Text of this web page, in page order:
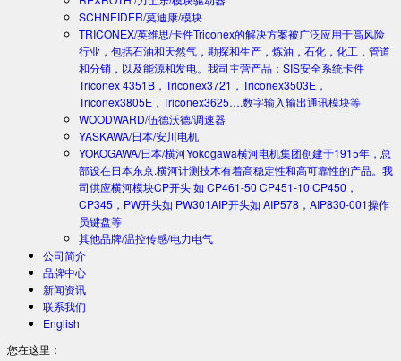
SCHNEIDER/莫迪康/模块
TRICONEX/英维思/卡件Triconex的解决方案被广泛应用于高风险
行业，包括石油和天然气，勘探和生产，炼油，石化，化工，管道
和分销，以及能源和发电。我司主营产品：SIS安全系统卡件
Triconex 4351B，Triconex3721，Triconex3503E，
Triconex3805E，Triconex3625….数字输入输出通讯模块等
WOODWARD/伍德沃德/调速器
YASKAWA/日本/安川电机
YOKOGAWA/日本/横河Yokogawa横河电机集团创建于1915年，总
部设在日本东京.横河计测技术有着高稳定性和高可靠性的产品。我
司供应横河模块CP开头 如 CP461-50 CP451-10 CP450，
CP345，PW开头如 PW301AIP开头如 AIP578，AIP830-001操作
员键盘等
其他品牌/温控传感/电力电气
公司简介
品牌中心
新闻资讯
联系我们
English
您在这里：